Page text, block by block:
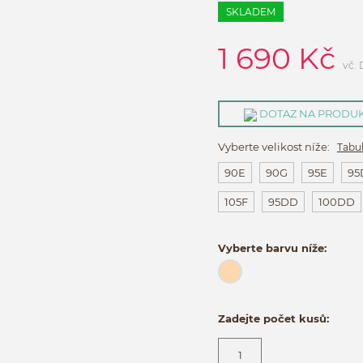
SKLADEM
1 690 Kč vč.
DOTAZ NA
Vyberte velikost níže:
90E 90G 95E
105F 95DD 100DD
Vyberte barvu níže:
Zadejte počet kusů: